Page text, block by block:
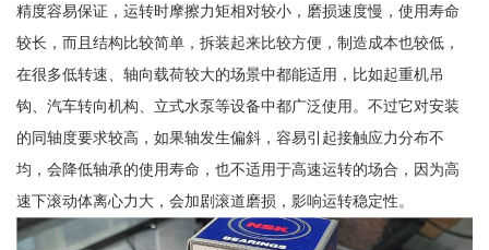
精度容易保证，运转时摩擦力矩相对较小，磨损速度慢，使用寿命
较长，而且结构比较简单，拆装起来比较方便，制造成本也较低，
在很多低转速、轴向载荷较大的场景中都能适用，比如起重机吊
钩、汽车转向机构、立式水泵等设备中都广泛使用。不过它对安装
的同轴度要求较高，如果轴发生偏斜，容易引起接触应力分布不
均，会降低轴承的使用寿命，也不适用于高速运转的场合，因为高
速下滚动体离心力大，会加剧滚道磨损，影响运转稳定性。